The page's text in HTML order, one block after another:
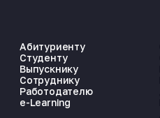
Филимонов Сергей Сергеевич
Абитуриенту
Студенту
Выпускнику
Сотруднику
Работодателю
e-Learning